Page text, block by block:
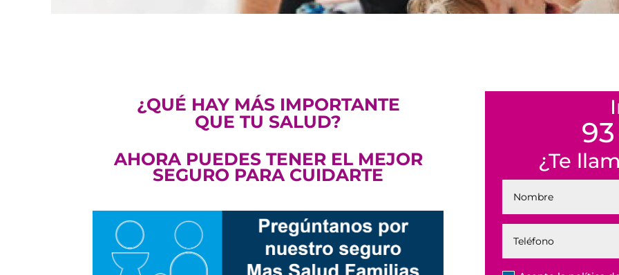
¿QUÉ HAY MÁS IMPORTANTE
QUE TU SALUD?
AHORA PUEDES TENER EL MEJOR
SEGURO PARA CUIDARTE
93
¿Te